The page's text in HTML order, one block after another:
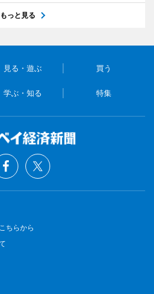
もっと見る
見る・遊ぶ 買う
学ぶ・知る 特集
ちらから